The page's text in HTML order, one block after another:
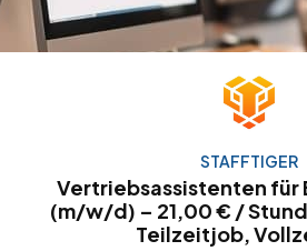
STAFFTIGER
Vertriebsassistenten für
(m/w/d) – 21,00 € /
Teilzeitjob,